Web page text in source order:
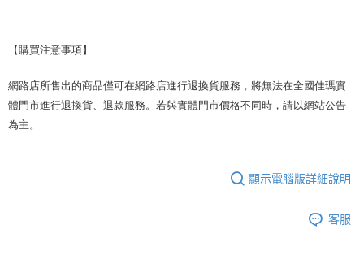
【購買注意事項】
網路店所售出的商品僅可在網路店進行退換貨服務，將無法在全國佳瑪實
體門市進行退換貨、退款服務。若與實體門市價格不同時，請以網站公告
為主。
顯示電腦版詳細說明
客服